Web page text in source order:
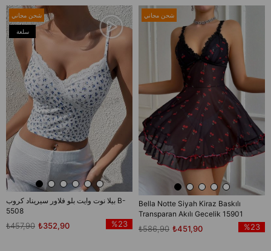
بيلا نوت وايت بلو فلاور سيريناد كروب B-
5508
₺352,90
₺457,90 %23
شحن مجاني
سلعة
Bella Notte Siyah Kiraz Baskılı
Transparan Akılı Gecelik 15901
₺451,90
₺586,90 %23
شحن مجاني